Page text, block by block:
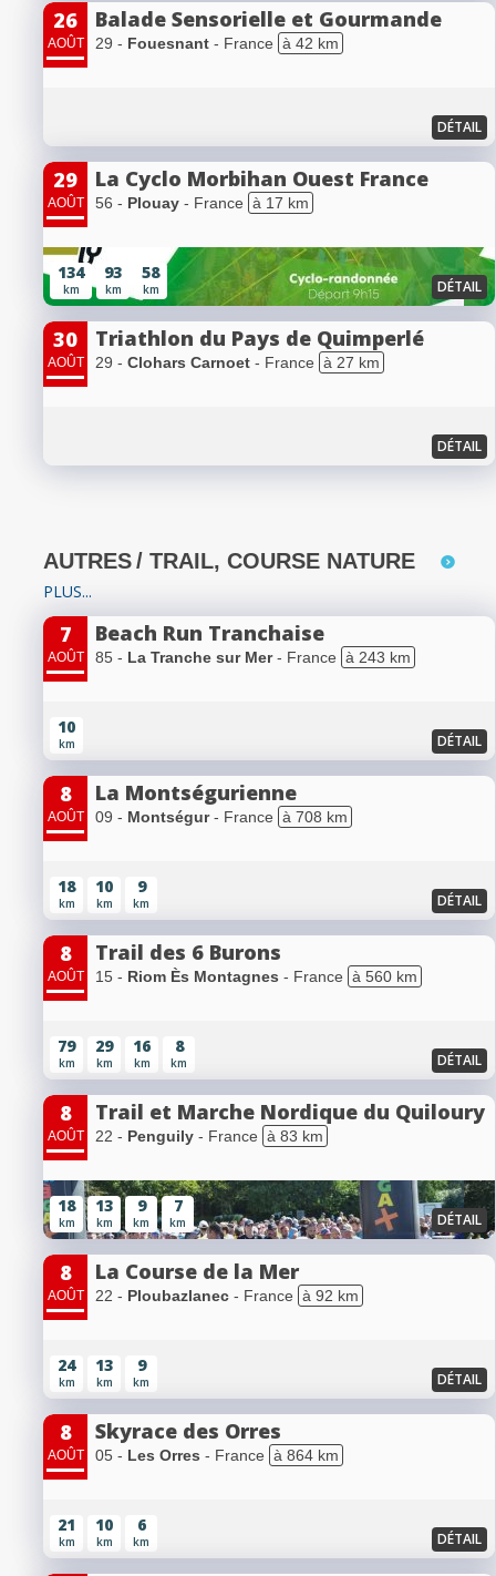
26
AOÛT
Balade Sensorielle et Gourmande
29 - Fouesnant - France à 42 km
DÉTAIL
29
AOÛT
La Cyclo Morbihan Ouest France
56 - Plouay - France à 17 km
134
km
93
km
58
km DÉTAIL
30
AOÛT
Triathlon du Pays de Quimperlé
29 - Clohars Carnoet - France à 27 km
DÉTAIL
AUTRES/ TRAIL, COURSE NATURE
PLUS...
7
AOÛT
Beach Run Tranchaise
85 - La Tranche sur Mer- France à 243 km
10
km DÉTAIL
8
AOÛT
La Montségurienne
09 - Montségur- France à 708 km
18
km
10
km
9
km DÉTAIL
8
AOÛT
Trail des 6 Burons
15 - Riom Ès Montagnes - France à 560 km
79
km
29
km
16
km
8
km DÉTAIL
8
AOÛT
Trail et Marche Nordique du Quiloury
22 - Penguily - France à 83 km
18
km
13
km
9
km
7
km DÉTAIL
8
AOÛT
La Course de la Mer
22 - Ploubazlanec - France à 92 km
24
km
13
km
9
km DÉTAIL
8
AOÛT
Skyrace des Orres
05 - Les Orres - France à 864 km
21
km
10
km
6
km DÉTAIL